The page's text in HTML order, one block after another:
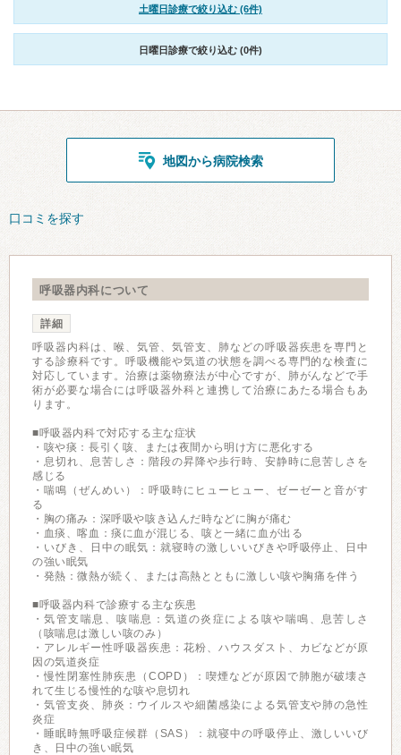
土曜日診療で絞り込む (6件)
日曜日診療で絞り込む (0件)
地図から病院検索
口コミを探す
呼吸器内科について
詳細
呼吸器内科は、喉、気管、気管支、肺などの呼吸器疾患を専門と
する診療科です。呼吸機能や気道の状態を調べる専門的な検査に
対応しています。治療は薬物療法が中心ですが、肺がんなどで手
術が必要な場合には呼吸器外科と連携して治療にあたる場合もあ
ります。
■呼吸器内科で対応する主な症状
・咳や痰：長引く咳、または夜間から明け方に悪化する
・息切れ、息苦しさ：階段の昇降や歩行時、安静時に息苦しさを
感じる
・喘鳴（ぜんめい）：呼吸時にヒューヒュー、ゼーゼーと音がす
る
・胸の痛み：深呼吸や咳き込んだ時などに胸が痛む
・血痰、喀血：痰に血が混じる、咳と一緒に血が出る
・いびき、日中の眠気：就寝時の激しいいびきや呼吸停止、日中
の強い眠気
・発熱：微熱が続く、または高熱とともに激しい咳や胸痛を伴う
■呼吸器内科で診療する主な疾患
・気管支喘息、咳喘息：気道の炎症による咳や喘鳴、息苦しさ
（咳喘息は激しい咳のみ）
・アレルギー性呼吸器疾患：花粉、ハウスダスト、カビなどが原
因の気道炎症
・慢性閉塞性肺疾患（COPD）：喫煙などが原因で肺胞が破壊さ
れて生じる慢性的な咳や息切れ
・気管支炎、肺炎：ウイルスや細菌感染による気管支や肺の急性
炎症
・睡眠時無呼吸症候群（SAS）：就寝中の呼吸停止、激しいいび
き、日中の強い眠気